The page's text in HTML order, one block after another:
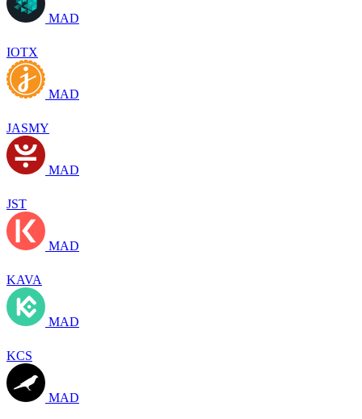
MAD
IOTX
MAD
JASMY
MAD
JST
MAD
KAVA
MAD
KCS
MAD